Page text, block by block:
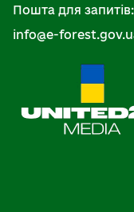
Пошта для запитів:
info@e-